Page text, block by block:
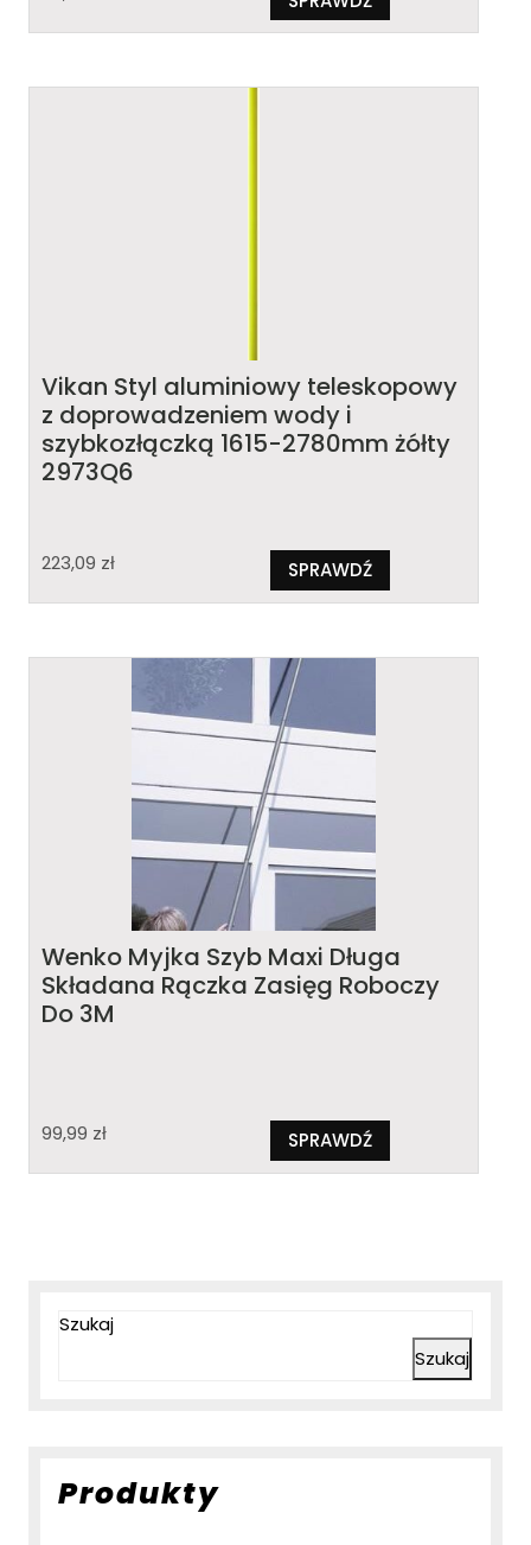
Vikan Styl aluminiowy teleskopowy
z doprowadzeniem wody i
szybkozłączką 1615-2780mm żółty
2973Q6
223,09 zł SPRAWDŹ
Wenko Myjka Szyb Maxi Długa
Składana Rączka Zasięg Roboczy
Do 3M
99,99 zł SPRAWDŹ
Szukaj
Szukaj
Produkty